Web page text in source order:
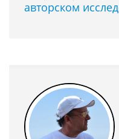
авторском